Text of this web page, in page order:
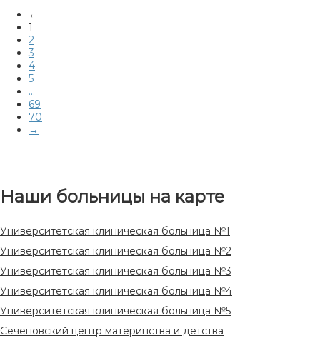
←
1
2
3
4
5
...
69
70
→
Наши больницы на карте
Университетская клиническая больница №1
Университетская клиническая больница №2
Университетская клиническая больница №3
Университетская клиническая больница №4
Университетская клиническая больница №5
Сеченовский центр материнства и детства